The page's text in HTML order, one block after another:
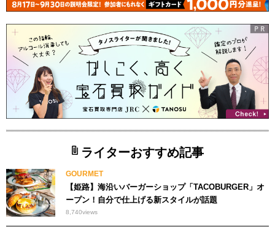
ライターおすすめ記事
GOURMET
【姫路】海沿いバーガーショップ「TACOBURGER」オ
ープン！自分で仕上げる新スタイルが話題
8,740views